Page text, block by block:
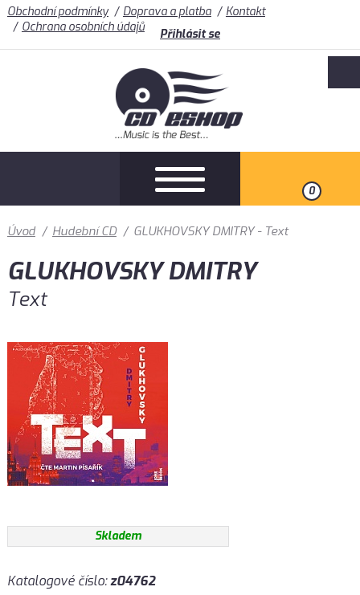
Obchodní podmínky Doprava a platba
Kontakt
Ochrana osobních údajů
Přihlásit se
0
Úvod / Hudební CD / GLUKHOVSKY DMITRY - Text
GLUKHOVSKY DMITRY
Text
Skladem
Katalogové číslo:z04762